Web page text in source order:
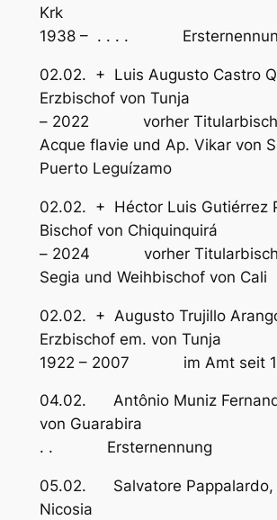
1938 – . . . .
02.02. + Luis Augusto Castro
Erzbischof von
– 2022 vorher
Acque flavie und Ap. Vikar von
Puerto Leguízamo
02.02. + Héctor Luis Gutiérrez
Bischof von
– 2024 vorher
Segia und Weihbischof von Cali
02.02. + Augusto Trujillo
Erzbischof em. von
1922 – 2007 im Amt seit
04.02. Antônio Muniz
von Guarabira
. . Ersternennung
05.02. Salvatore Pappalardo,
Nicosia 1945